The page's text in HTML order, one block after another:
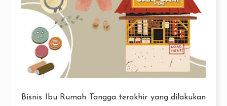
Bisnis Ibu Rumah Tangga terakhir yang dilakukan